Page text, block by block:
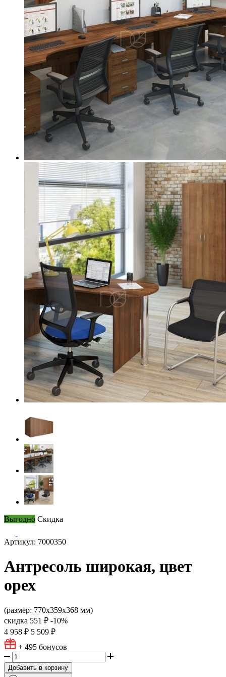
Выгодно Скидка
Артикул: 7000350
Антресоль широкая, цвет
орех
(размер: 770х359х368 мм)
скидка 551 ₽ -10%
4 958 ₽ 5 509 ₽
+ 495 бонусов
Добавить в корзину